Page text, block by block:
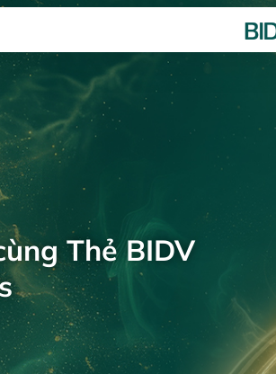
Thẻ BIDV